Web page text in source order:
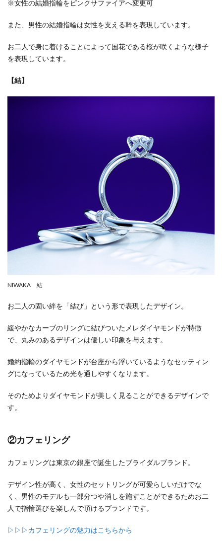
※女性の結婚指輪をピンクサファイアへ変更可
また、男性の結婚指輪は女性を支える幹を表現しています。
お二人で身に着けることによって国花である桜が咲くような様子
を表現しています。
【結】
NIWAKA 結
お二人の固い絆を「結び」という形で表現したデザイン。
緩やかなカーブのリングに結びついたメレダイヤモンドが特徴
で、丸みのあるデザインは優しい印象を与えます。
婚約指輪のダイヤモンドが台座から浮いているようなセッティン
グになっているため光を通しやすくなります。
そのためよりダイヤモンドが美しく見ることができるデザインで
す。
②カフェリング
カフェリングは東京の銀座で誕生したブライダルブランド。
デザイン性が高く、女性のセットリングが可愛らしいだけでな
く、男性のモデルも一部分つや消しを施すことができるためお二
人で指輪選びを楽しんで頂けるブランドです。
▷▷▷カフェリングの魅力はこちらから